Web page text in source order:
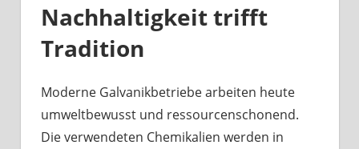
Nachhaltigkeit trifft
Tradition
Moderne Galvanikbetriebe arbeiten heute
umweltbewusst und ressourcenschonend.
Die verwendeten Chemikalien werden in